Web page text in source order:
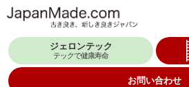
テ
ジェロンテック
テックで健康寿命
お問い合わせ